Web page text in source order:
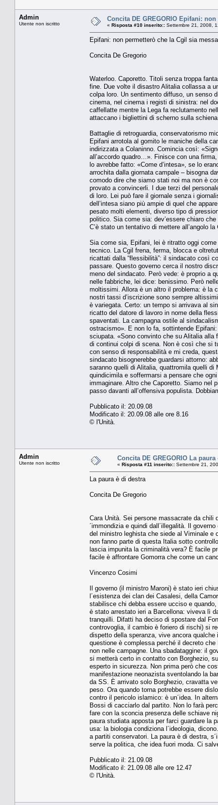
Admin
Utente non iscritto
Concita DE GREGORIO Epifani:
« Risposta #10 inserito:: Settembre 21, 2008,
Epifani: non permetterò che la Cgil sia messa
Concita De Gregorio
Waterloo. Caporetto. Titoli senza troppa
fine. Due volte il disastro Alitalia collassa a
colpa loro. Un sentimento diffuso, un senso
cinema, nel cinema i registi di sinistra: nel
caffellatte mentre la Lega fa reclutamento
attaccano i bigliettini di scherno sulla
Battaglie di retroguardia, conservatorismo
Epifani arrotola al gomito le maniche della
indirizzata a Colaninno. Comincia così:
all’accordo quadro…». Finisce con una
lo avrebbe fatto: «Come d’intesa», se lo
arrochita dalla giornata campale – bisogna
comodo dire che siamo stati noi ma non è
provato a convincerli. I due terzi del
di loro. Lei può fare il giornale senza i
dell’intesa siano più ampie di quel che
pesato molti elementi, diverso tipo di
politico. Sia come sia: dev’essere chiaro
C’è stato un tentativo di mettere all’angolo
Sia come sia, Epifani, lei è ritratto oggi
tecnico. La Cgil frena, ferma, blocca e
ricattati dalla “flessibilità”: il sindacato così
passare. Questo governo cerca il nostro
meno del sindacato. Però vede: è proprio a
nelle fabbriche, lei dice: benissimo. Però
moltissimi. Allora è un altro il problema: è la
nostri tassi d’iscrizione sono sempre
è variegata. Certo: un tempo si arrivava al
ricatto del datore di lavoro in nome della
spaventati. La campagna ostile al
ostracismo». E non lo fa, sottintende
sciupata. «Sono convinto che su Alitalia alla
di continui colpi di scena. Non è così che si
con senso di responsabilità e mi creda,
sindacato bisognerebbe guardarsi attorno:
saranno quelli di Alitalia, quattromila quelli
quindicimila e soffermarsi a pensare che
immaginare. Altro che Caporetto. Siamo nel
passo davanti all’offensiva populista.
Pubblicato il: 20.09.08
Modificato il: 20.09.08 alle ore 8.16
© l'Unità.
Admin
Utente non iscritto
Concita DE GREGORIO La
« Risposta #11 inserito:: Settembre 21,
La paura è di destra
Concita De Gregorio
Cara Unità. Sei persone massacrate da chili
´immondizia e quindi dall´illegalità. Il
del ministro leghista che siede al Viminale e
non fanno parte di questa Italia sotto
lascia impunita la criminalità vera? È facile
facile è affrontare Gomorra che come un
Vincenzo Cosimi
Il governo (il ministro Maroni) è stato ieri
l´esistenza dei clan dei Casalesi, della
stabilisce chi debba essere ucciso e
è stato arrestato ieri a Barcellona: viveva lì
tranquilli. Difatti ha deciso di spostare dal
controvoglia, il cambio è foriero di rischi) si
dispetto della speranza, vive ancora
questione è complessa perché il decreto
non nelle campagne. Una sbadataggine: il
si metterà certo in contatto con Borghezio,
esperto in sicurezza. Non prima però che
manifestazione neonazista sventolando la
da SS. È arrivato solo Borghezio, cravatta
peso. Ora quando torna potrebbe essere
contro il pericolo islamico: è un´idea. In
Bossi di cacciarlo dal partito. Non lo farà
fare con la sconcia presenza delle schiave
paura studiata apposta per farci guardare la
usa: la biologia condiziona l´ideologia,
a partiti conservatori. La paura è di destra,
serve la politica, che idea fuori moda. Ci
Pubblicato il: 21.09.08
Modificato il: 21.09.08 alle ore 12.47
© l'Unità.